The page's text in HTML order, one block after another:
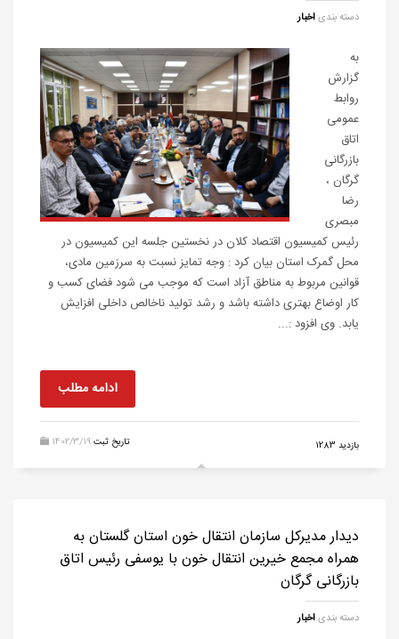
دسته بندیاخبار
به
گزارش
روابط
عمومی
اتاق
بازرگانی
گرگان ،
رضا
مبصری
رئیس کمیسیون اقتصاد کلان در نخستین جلسه این کمیسیون در
محل گمرک استان بیان کرد : وجه تمایز نسبت به سرزمین مادی،
قوانین مربوط به مناطق آزاد است که موجب می شود فضای کسب و
کار اوضاع بهتری داشته باشد و رشد تولید ناخالص داخلی افزایش
یابد. وی افزود :...
ادامه مطلب
1402/3/19تاریخ ثبت بازدید 1283
‌دیدار مدیرکل سازمان انتقال خون استان گلستان به
همراه مجمع خیرین انتقال خون با یوسفی رئیس اتاق
بازرگانی گرگان
دسته بندیاخبار